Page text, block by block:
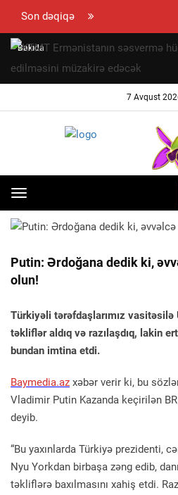
Son dəqiqə
Bakıda
peyda olan
hüquq
kimdir? –
SENSASİON
detallar
7 Avqust
Toggle
navigation
Putin: Ərdoğana dedik ki,
olun!
Türkiyəli tərəfdaşlarımız vasitəsilə
təkliflər aldıq və razılaşdıq, lakin
bundan imtina etdi.
Baymedia.az xəbər verir ki, bu
Vladimir Putin Kazanda keçirilən
deyib.
“Bu yaxınlarda Türkiyə prezidenti,
Nyu Yorkdan birbaşa zəng edib,
təkliflərə baxılmasını xahiş etdi.